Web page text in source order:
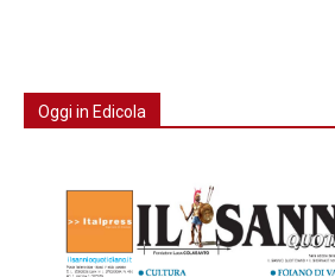
Oggi in Edicola